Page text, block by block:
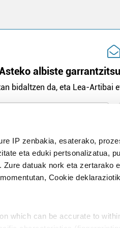
IP zenbakia, esaterako,
eta eduki pertsonalizatua,
datuak nork eta zertarako
Cookie
which can be accurate to
albiste
bidaltzen da, eta Lea-Artibai